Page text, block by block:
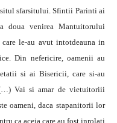
sfarsitului. Sfintii Parinti ai
doua venirea Mantuitorului
le-au avut intotdeauna in
Din nefericire, oamenii au
si ai Bisericii, care si-au
Vai si amar de vietuitoriii
oameni, daca stapanitorii lor
ca aceia care au fost inrolati